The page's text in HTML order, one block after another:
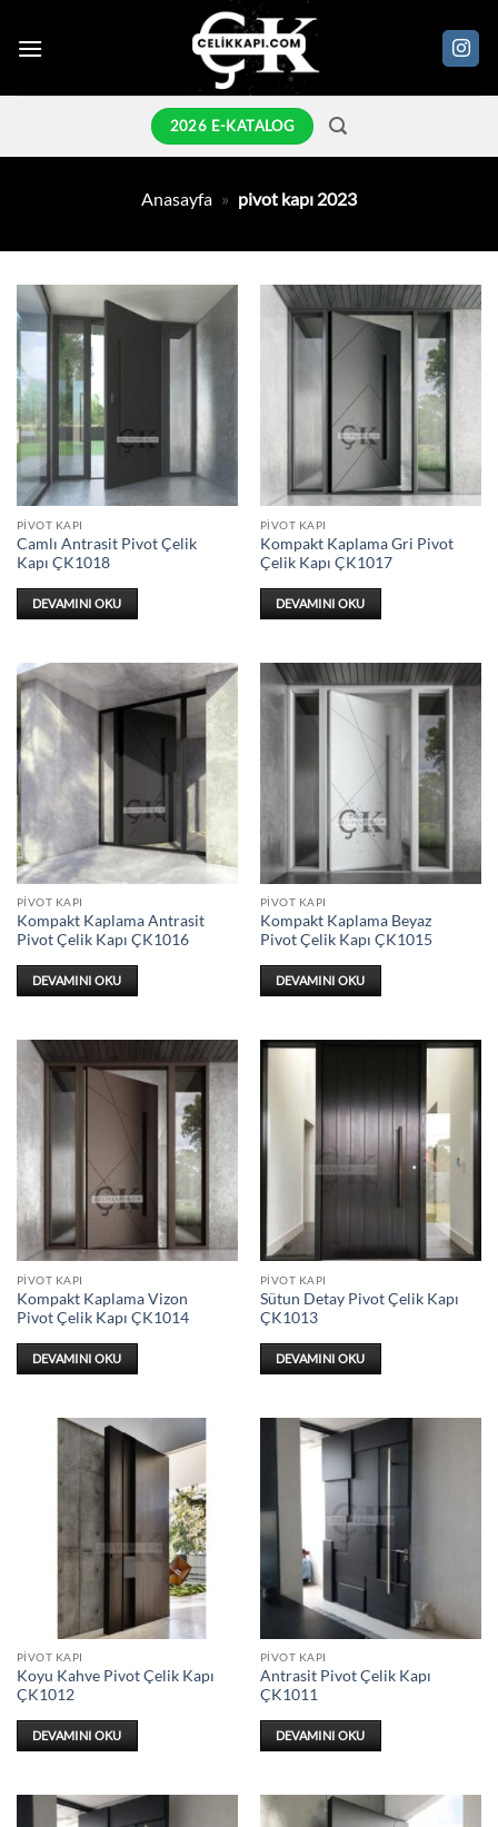
atla
2026 E-KATALOG
Anasayfa » pivot kapı 2023
PIVOT KAPI
Camlı Antrasit Pivot Çelik
Kapı ÇK1018
DEVAMINI OKU
PIVOT KAPI
Kompakt Kaplama Gri Pivot
Çelik Kapı ÇK1017
DEVAMINI OKU
PIVOT KAPI
Kompakt Kaplama Antrasit
Pivot Çelik Kapı ÇK1016
DEVAMINI OKU
PIVOT KAPI
Kompakt Kaplama Beyaz
Pivot Çelik Kapı ÇK1015
DEVAMINI OKU
PIVOT KAPI
Kompakt Kaplama Vizon
Pivot Çelik Kapı ÇK1014
DEVAMINI OKU
PIVOT KAPI
Sütun Detay Pivot Çelik Kapı
ÇK1013
DEVAMINI OKU
PIVOT KAPI
Koyu Kahve Pivot Çelik Kapı
ÇK1012
DEVAMINI OKU
PIVOT KAPI
Antrasit Pivot Çelik Kapı
ÇK1011
DEVAMINI OKU